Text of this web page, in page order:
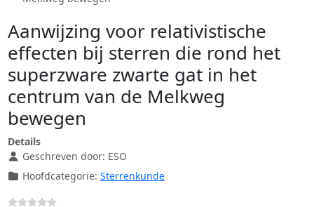
Aanwijzing voor relativistische
effecten bij sterren die rond het
superzware zwarte gat in het
centrum van de Melkweg
bewegen
Details
Geschreven door: ESO
Hoofdcategorie: Sterrenkunde